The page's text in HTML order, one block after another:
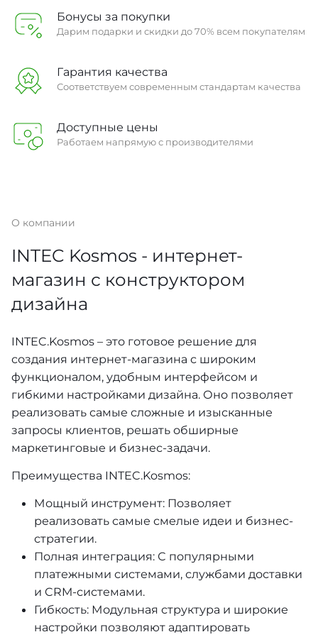
Бонусы за покупки
Дарим подарки и скидки до 70% всем покупателям
Гарантия качества
Соответствуем современным стандартам качества
Доступные цены
Работаем напрямую с производителями
О компании
INTEC Kosmos - интернет-
магазин с конструктором
дизайна
INTEC.Kosmos – это готовое решение для
создания интернет-магазина с широким
функционалом, удобным интерфейсом и
гибкими настройками дизайна. Оно позволяет
реализовать самые сложные и изысканные
запросы клиентов, решать обширные
маркетинговые и бизнес-задачи.
Преимущества INTEC.Kosmos:
Мощный инструмент: Позволяет
реализовать самые смелые идеи и бизнес-
стратегии.
Полная интеграция: С популярными
платежными системами, службами доставки
и CRM-системами.
Гибкость: Модульная структура и широкие
настройки позволяют адаптировать